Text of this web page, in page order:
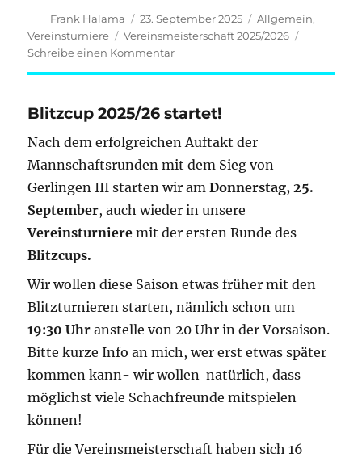
Autor
Frank Halama
Veröffentlicht
am
23. September 2025 Kategorien
Allgemein,
Vereinsturniere
Schlagwörter
Vereinsmeisterschaft 2025/2026
Schreibe einen Kommentarzu
Auslosung
Runde
Blitzcup 2025/26 startet!
Nach dem erfolgreichen Auftakt der
Mannschaftsrunden mit dem Sieg von
Gerlingen III starten wir amDonnerstag, 25.
September, auch wieder in unsere
Vereinsturniere mit der ersten Runde des
Blitzcups.
Wir wollen diese Saison etwas früher mit den
Blitzturnieren starten, nämlich schon um
19:30Uhr anstelle von 20 Uhr in der Vorsaison.
Bitte kurze Info an mich, wer erst etwas später
kommen kann- wir wollen natürlich, dass
möglichst viele Schachfreunde mitspielen
können!
Für die Vereinsmeisterschaft haben sich 16